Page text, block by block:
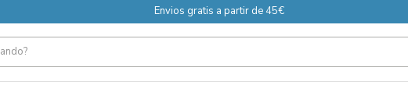
Envios gratis a partir de 45€